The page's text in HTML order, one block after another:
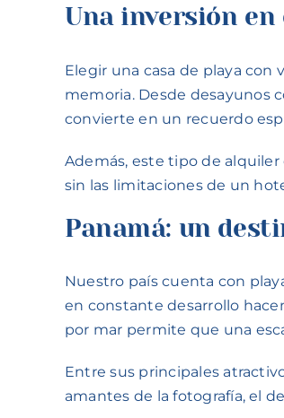
Una inversión
Elegir una casa de playa
memoria. Desde desayunos
convierte en un recuerdo
Además, este tipo de alquiler
sin las limitaciones de un
Panamá: un
Nuestro país cuenta con
en constante desarrollo
por mar permite que una
Entre sus principales
amantes de la fotografía, el